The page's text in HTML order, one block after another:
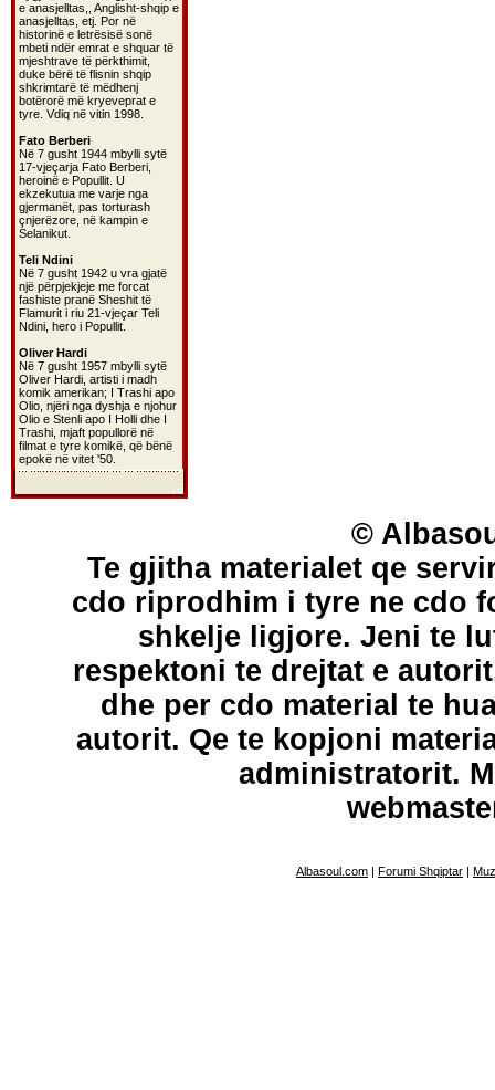
e anasjelltas,, Anglisht-shqip e
anasjelltas, etj. Por në
historinë e letrësisë sonë
mbeti ndër emrat e shquar të
mjeshtrave të përkthimit,
duke bërë të flisnin shqip
shkrimtarë të mëdhenj
botërorë më kryeveprat e
tyre. Vdiq në vitin 1998.
Fato Berberi
Në 7 gusht 1944 mbylli sytë
17-vjeçarja Fato Berberi,
heroinë e Popullit. U
ekzekutua me varje nga
gjermanët, pas torturash
çnjerëzore, në kampin e
Selanikut.
Teli Ndini
Në 7 gusht 1942 u vra gjatë
një përpjekjeje me forcat
fashiste pranë Sheshit të
Flamurit i riu 21-vjeçar Teli
Ndini, hero i Popullit.
Oliver Hardi
Në 7 gusht 1957 mbylli sytë
Oliver Hardi, artisti i madh
komik amerikan; I Trashi apo
Olio, njëri nga dyshja e njohur
Olio e Stenli apo I Holli dhe I
Trashi, mjaft popullorë në
filmat e tyre komikë, që bënë
epokë në vitet '50.
©
Te gjitha materialet qe
cdo riprodhim i tyre ne cdo
shkelje ligjore. Jeni te
respektoni te drejtat e
dhe per cdo material te
autorit. Qe te kopjoni
administratorit.
Albasoul.com | Forumi Shqiptar |